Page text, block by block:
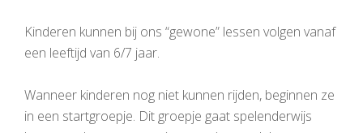
Kinderen kunnen bij ons “gewone” lessen volgen vanaf
een leeftijd van 6/7 jaar.
Wanneer kinderen nog niet kunnen rijden, beginnen ze
in een startgroepje. Dit groepje gaat spelenderwijs